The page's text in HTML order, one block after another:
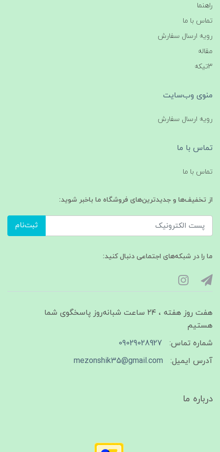
راهنما
تماس با ما
رویه ارسال سفارش
مقاله
3تیکه
منوی وب‌سایت
رویه ارسال سفارش
تماس با ما
تماس با ما
از تخفیف‌ها و جدیدترین‌های فروشگاه ما باخبر شوید:
ثبت‌نام
ما را در شبکه‌های اجتماعی دنبال کنید:
هفت روز هفته ، ۲۴ ساعت شبانه‌روز پاسخگوی شما
هستیم
شماره تماس:
09029028927
آدرس ایمیل:
mezonshik35@gmail.com
درباره ما